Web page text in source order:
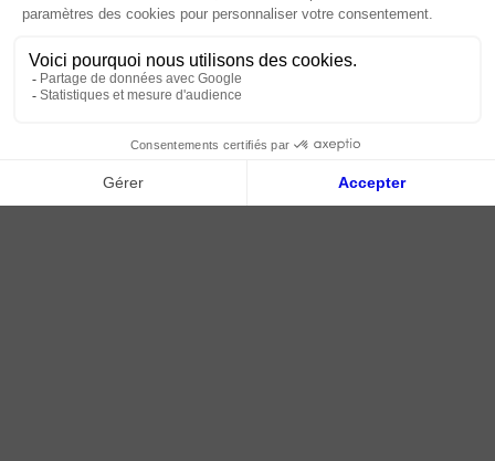
Nos tutos
Connexion / Inscription
2018 - 2026 © Tessella, Tous droits réservés